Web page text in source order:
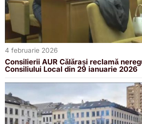
4 februarie 2026
Consilierii AUR Călărași reclamă
Consiliului Local din 29 ianuarie 2026